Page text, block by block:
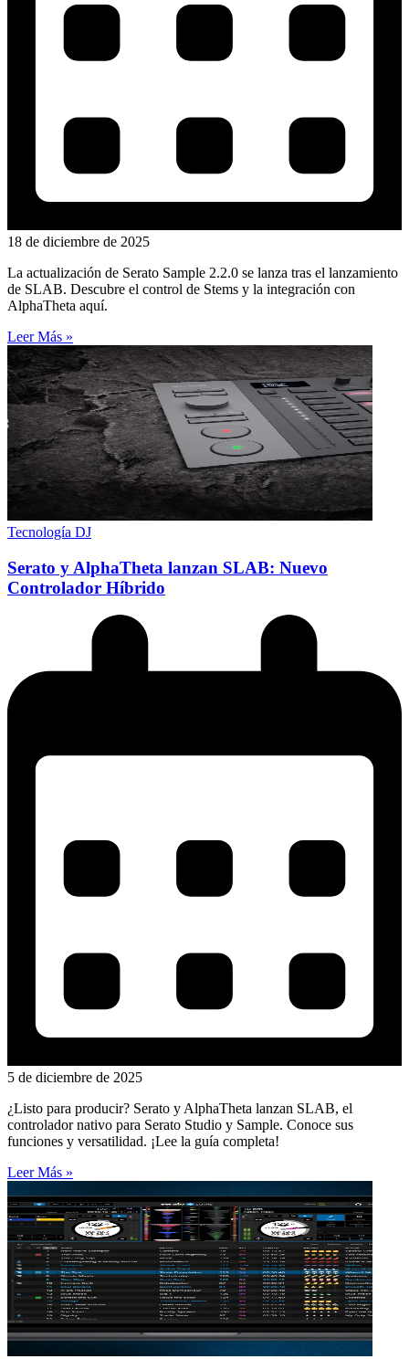
18 de diciembre de 2025
La actualización de Serato Sample 2.2.0 se lanza tras el lanzamiento
de SLAB. Descubre el control de Stems y la integración con
AlphaTheta aquí.
Leer Más »
Tecnología DJ
Serato y AlphaTheta lanzan SLAB: Nuevo
Controlador Híbrido
5 de diciembre de 2025
¿Listo para producir? Serato y AlphaTheta lanzan SLAB, el
controlador nativo para Serato Studio y Sample. Conoce sus
funciones y versatilidad. ¡Lee la guía completa!
Leer Más »